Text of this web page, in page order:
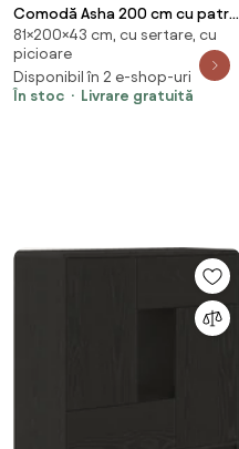
Comodă Asha 200 cm cu patru
uși - negru mat / cadru negru
81×200×43 cm, cu sertare, cu
picioare
Disponibil în 2 e-shop-uri
În stoc
Livrare gratuită